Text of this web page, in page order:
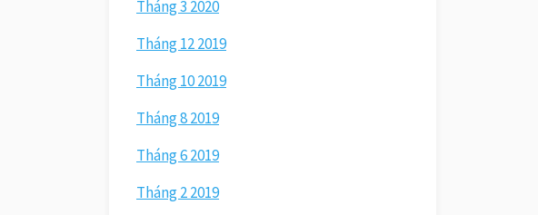
Tháng 3 2020
Tháng 12 2019
Tháng 10 2019
Tháng 8 2019
Tháng 6 2019
Tháng 2 2019